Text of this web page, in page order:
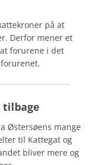
på at
Derfor mener et
forurene i det
tilbage
Østersøens mange
til Kattegat og
bliver mere og